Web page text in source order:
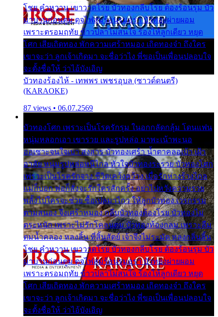
โชย คำหวาน เขาวาดโรย บัวทองกลีบโรย ต้องร้อนรุม บัว
มาบานก่อนตูม ดุจไฟสุมร้อนรุมอุรา บัวทองผ่ายผอม
เพราะตรอมฤทัย ข้าวปลาไม่สนใจ ร้องไห้ลูกเดียว หยุด
โศก เสียเถิดทอง พักความเศร้าหมอง เถิดทองจ๋า ถึงใคร
เขาจะว่า ลูกเจ้าเกิดมา จะชื่อว่าไง พี่ขอเป็นเพื่อนปลอบใจ
จะตั้งชื่อให้ ว่าไอ้บังเอิญ
บัวทองร้องไห้ - เทพพร เพชรอุบล (ซาวด์ดนตรี)
(KARAOKE)
87 views • 06.07.2569
บัวทองโศก เพราะเป็นโรครักรุม ในอกกลัดกลุ้ม โดนแฟน
หนุ่มหลอกเอา เขารวย และรูปหล่อ มาพะเน้าพะนอ
ออเซาะจนใจเบา สงสาร บัวทองเศร้า น้ำตาคลอเบ้า เฝ้า
อาลัย หนุ่มรูปหล่อหนีไกล หัวใจบัวทองระรวย บัวทองโศก
เพราะเป็นโรครักจาง ชีวิตเคว้งคว้าง เมื่อรักห่างร้างไกล
แม่ก็บอก พ่อก็สั่งจะรักใครสักครั้ง อย่าไปหวังความรวย
พลั้งไปใครจะช่วย ซื้อเปลมาไกว ให้ลูกบัวทอง เวรกรรม
ตามสนอง จึงเศร้าหมอง กลีบบัวทองต้องโรย บัวทองไม่
ตระหนัก เพราะไม่รักโคลนตม บัวทองท้องกลม เพราะลืม
ตมน้ำคลอง หลงลิ้น ที่สิ้นสัตย์ เจ้าจึงไม่ระมัด หลงกลิ่นลิ้น
โชย คำหวาน เขาวาดโรย บัวทองกลีบโรย ต้องร้อนรุม บัว
มาบานก่อนตูม ดุจไฟสุมร้อนรุมอุรา บัวทองผ่ายผอม
เพราะตรอมฤทัย ข้าวปลาไม่สนใจ ร้องไห้ลูกเดียว หยุด
โศก เสียเถิดทอง พักความเศร้าหมอง เถิดทองจ๋า ถึงใคร
เขาจะว่า ลูกเจ้าเกิดมา จะชื่อว่าไง พี่ขอเป็นเพื่อนปลอบใจ
จะตั้งชื่อให้ ว่าไอ้บังเอิญ